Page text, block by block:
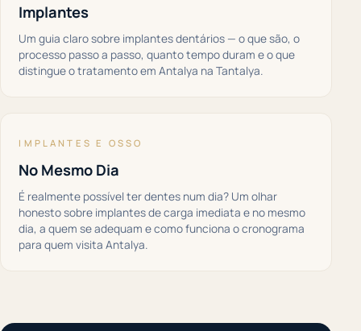
Implantes
Um guia claro sobre implantes dentários — o que são, o
processo passo a passo, quanto tempo duram e o que
distingue o tratamento em Antalya na Tantalya.
IMPLANTES E OSSO
No Mesmo Dia
É realmente possível ter dentes num dia? Um olhar
honesto sobre implantes de carga imediata e no mesmo
dia, a quem se adequam e como funciona o cronograma
para quem visita Antalya.